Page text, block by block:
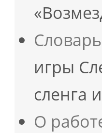
игры
сленга
О